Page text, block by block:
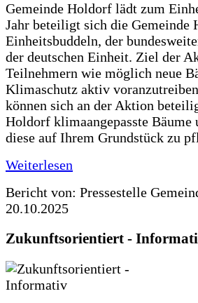
Gemeinde Holdorf lädt zum
Jahr beteiligt sich die Gemeinde
Einheitsbuddeln, der
der deutschen Einheit. Ziel der
Teilnehmern wie möglich neue
Klimaschutz aktiv
können sich an der Aktion
Holdorf klimaangepasste Bäume
diese auf Ihrem Grundstück zu
Weiterlesen
Bericht von: Pressestelle
20.10.2025
Zukunftsorientiert -